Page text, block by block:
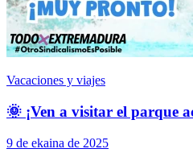
Vacaciones y viajes
🌞 ¡Ven a visitar el parque
9 de ekaina de 2025